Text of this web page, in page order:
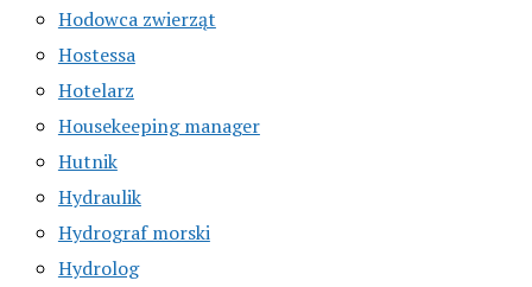
Hodowca zwierząt
Hostessa
Hotelarz
Housekeeping manager
Hutnik
Hydraulik
Hydrograf morski
Hydrolog